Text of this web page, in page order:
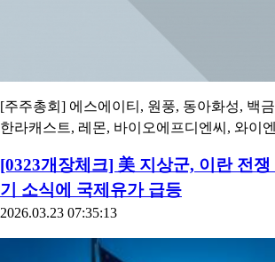
[주주총회] 에스에이티, 원풍, 동아화성, 백
한라캐스트, 레몬, 바이오에프디엔씨, 와이
[0323개장체크] 美 지상군, 이란 전쟁
기 소식에 국제유가 급등
2026.03.23 07:35:13